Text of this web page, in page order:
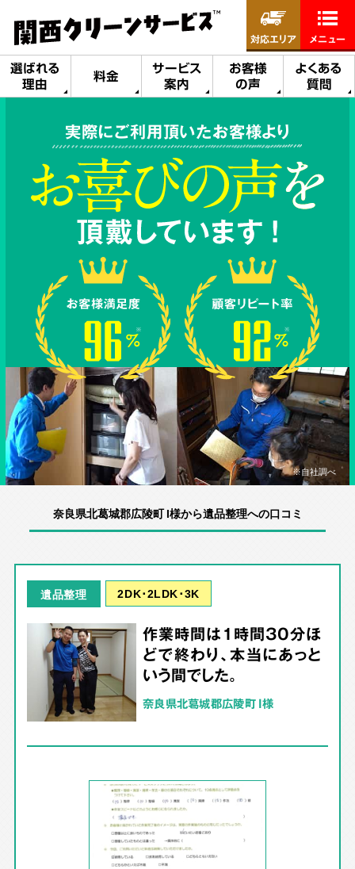
選ばれる
理由
料金
サービス
案内
お客様
の声
よくある
質問
対応エリア メニュー
実際にご利用頂いたお客様より
※自社調べ
奈良県北葛城郡広陵町 I様から遺品整理への口コミ
遺品整理 2DK･2LDK･3K
作業時間は1時間30分ほ
どで終わり、本当にあっと
いう間でした。
奈良県北葛城郡広陵町 I様